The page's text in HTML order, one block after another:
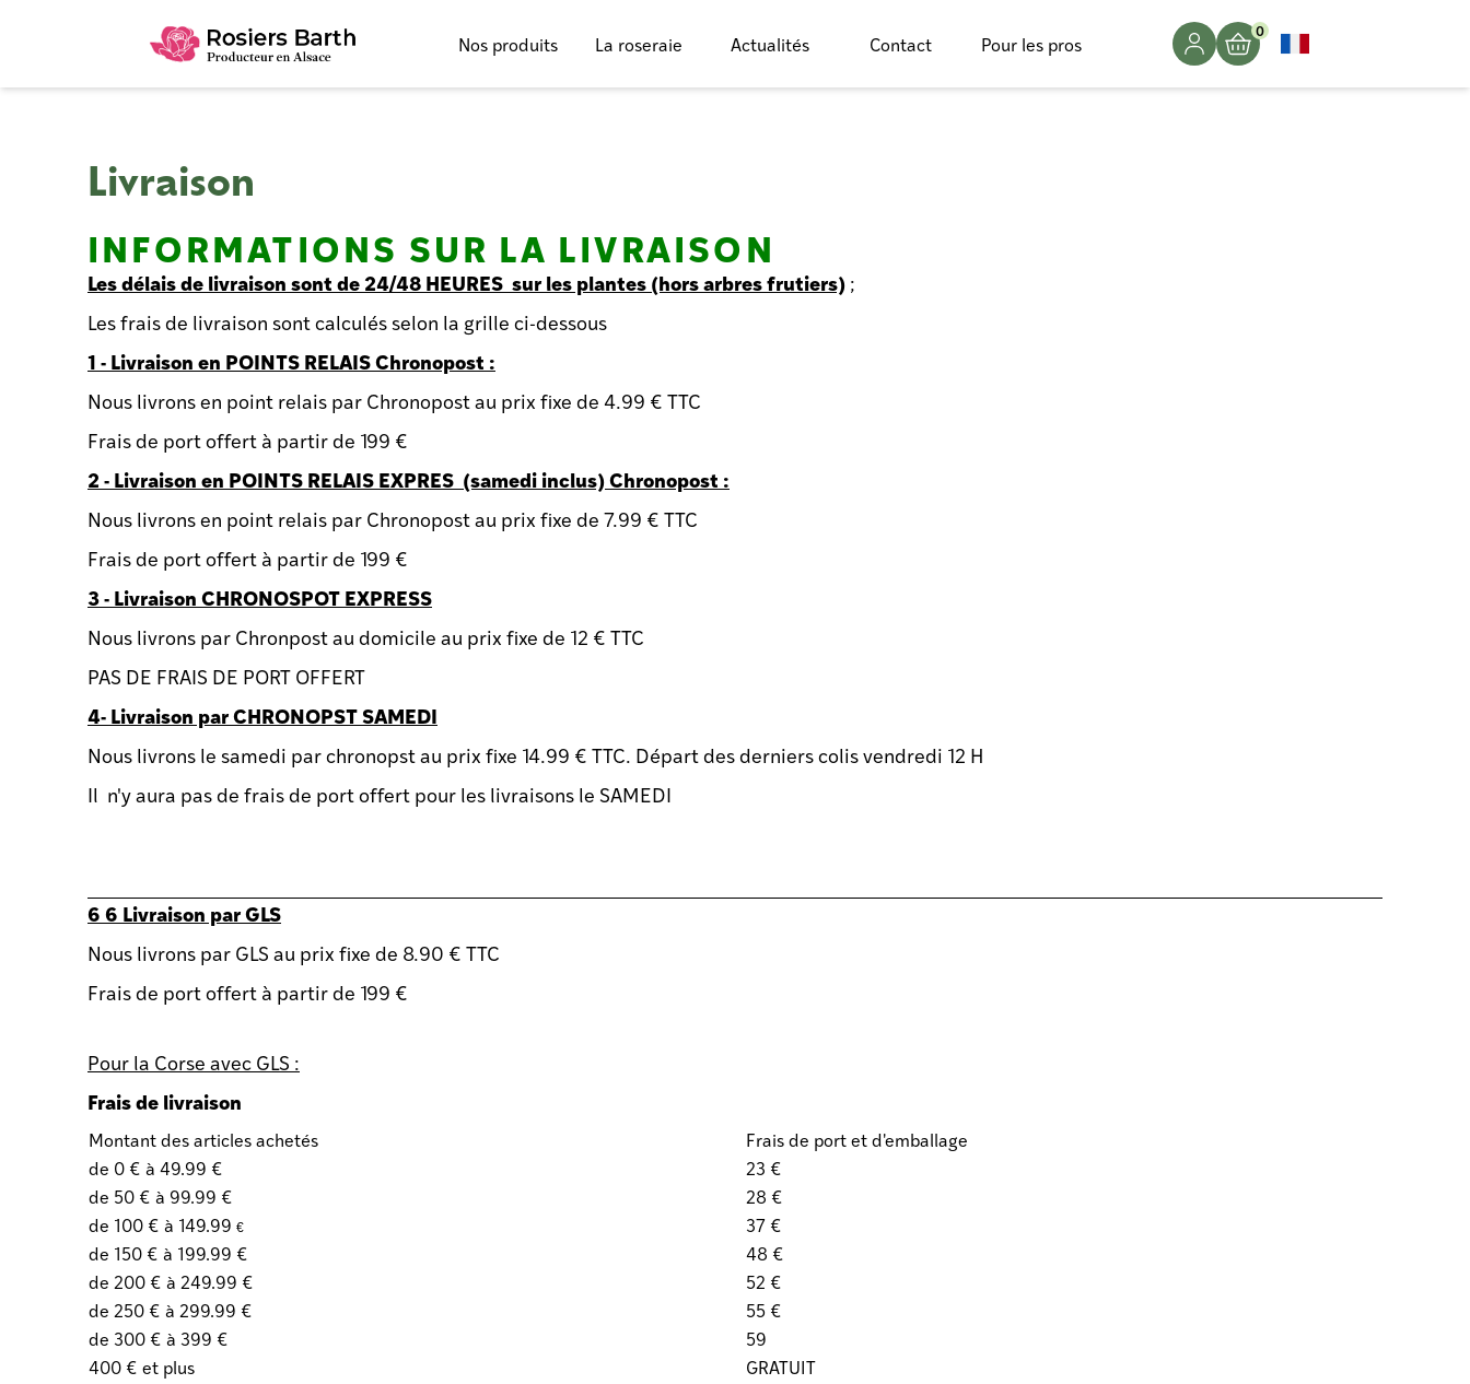
Nos produits La roseraie Actualités Contact Pour les pros
0
Livraison
INFORMATIONS SUR LA LIVRAISON
Les délais de livraison sont de 24/48 HEURES sur les plantes (hors arbres frutiers) ;
Les frais de livraison sont calculés selon la grille ci-dessous
1 - Livraison en POINTS RELAIS Chronopost :
Nous livrons en point relais par Chronopost au prix fixe de 4.99 € TTC
Frais de port offert à partir de 199 €
2 - Livraison en POINTS RELAIS EXPRES (samedi inclus) Chronopost :
Nous livrons en point relais par Chronopost au prix fixe de 7.99 € TTC
Frais de port offert à partir de 199 €
3 - Livraison CHRONOSPOT EXPRESS
Nous livrons par Chronpost au domicile au prix fixe de 12 € TTC
PAS DE FRAIS DE PORT OFFERT
4- Livraison par CHRONOPST SAMEDI
Nous livrons le samedi par chronopst au prix fixe 14.99 € TTC. Départ des derniers colis vendredi 12 H
Il n'y aura pas de frais de port offert pour les livraisons le SAMEDI
6 6 Livraison par GLS
Nous livrons par GLS au prix fixe de 8.90 € TTC
Frais de port offert à partir de 199 €
Pour la Corse avec GLS :
Frais de livraison
Montant des articles achetés
Frais de port et d'emballage
de 0 € à 49.99 €
23 €
de 50 € à 99.99 €
28 €
de 100 € à 149.99 €
37 €
de 150 € à 199.99 €
48 €
de 200 € à 249.99 €
52 €
de 250 € à 299.99 €
55 €
de 300 € à 399 €
59
400 € et plus
GRATUIT